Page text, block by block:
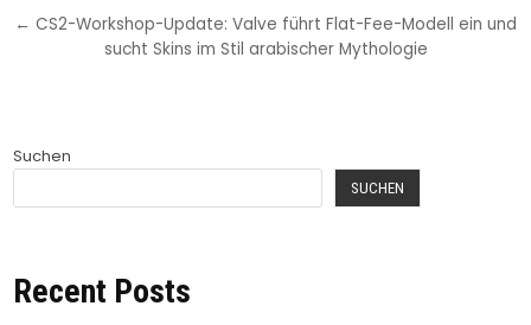
← CS2-Workshop-Update: Valve führt Flat-Fee-Modell ein und
sucht Skins im Stil arabischer Mythologie
Suchen
SUCHEN
Recent Posts